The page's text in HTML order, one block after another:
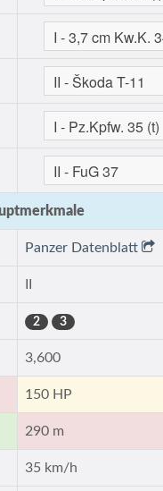
Panzer Datenblatt
2 3
3,600
150 HP
290 m
35 km/h